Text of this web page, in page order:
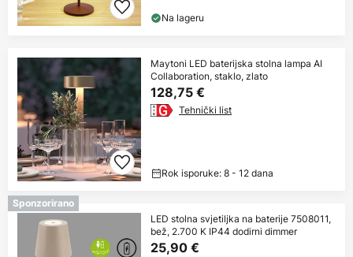
Na lageru
Maytoni LED baterijska stolna lampa AI
Collaboration, staklo, zlato
128,75 €
Tehnički list
Rok isporuke: 8 - 12 dana
Sponzorirano
LED stolna svjetiljka na baterije 7508011,
bež, 2.700 K IP44 dodirni dimmer
25,90 €